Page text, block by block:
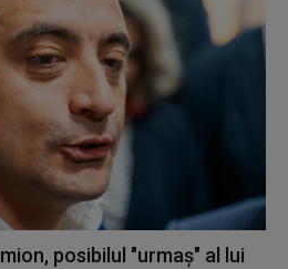
posibilul "urmaș" al lui